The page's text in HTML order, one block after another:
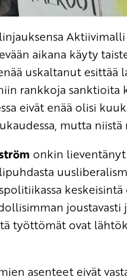
aikana käyty
uskaltanut esittää
rankkoja sanktioita
eivät enää olisi
mutta
onkin
joustavasti
työttömät ovat
asenteet eivät